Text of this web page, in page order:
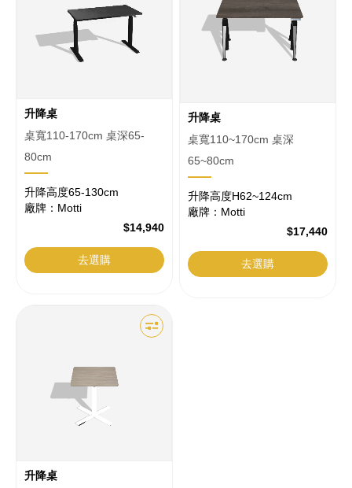
升降桌
桌寬110-170cm 桌深65-
80cm
升降高度65-130cm
廠牌：Motti
$14,940
去選購
升降桌
桌寬110~170cm 桌深
65~80cm
升降高度H62~124cm
廠牌：Motti
$17,440
去選購
升降桌